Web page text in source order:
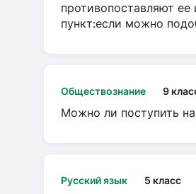
противопоставляют ее
пункт:если можно
Обществознание 9
Можно ли поступить
Русский язык 5 класс